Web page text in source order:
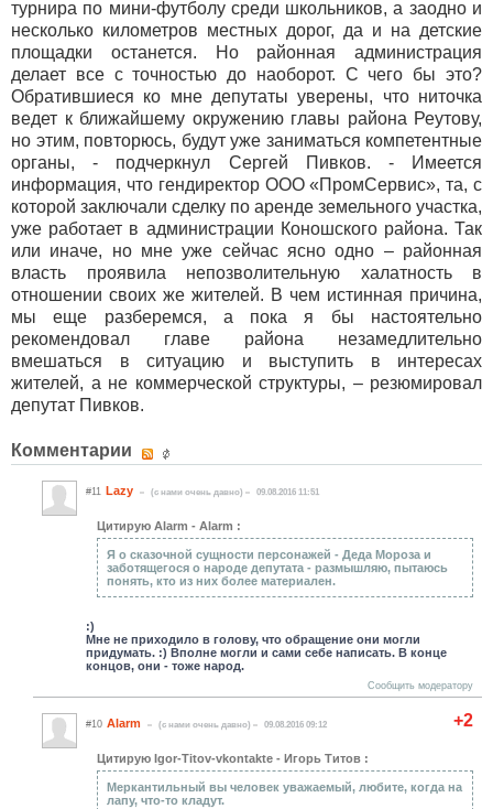
турнира по мини-футболу среди школьников, а заодно и
несколько километров местных дорог, да и на детские
площадки останется. Но районная администрация
делает все с точностью до наоборот. С чего бы это?
Обратившиеся ко мне депутаты уверены, что ниточка
ведет к ближайшему окружению главы района Реутову,
но этим, повторюсь, будут уже заниматься компетентные
органы, - подчеркнул Сергей Пивков. - Имеется
информация, что гендиректор ООО «ПромСервис», та, с
которой заключали сделку по аренде земельного участка,
уже работает в администрации Коношского района. Так
или иначе, но мне уже сейчас ясно одно – районная
власть проявила непозволительную халатность в
отношении своих же жителей. В чем истинная причина,
мы еще разберемся, а пока я бы настоятельно
рекомендовал главе района незамедлительно
вмешаться в ситуацию и выступить в интересах
жителей, а не коммерческой структуры, – резюмировал
депутат Пивков.
Комментарии
#11 Lazy (c нами очень давно) 09.08.2016 11:51
Цитирую Alarm - Alarm :
Я о сказочной сущности персонажей - Деда Мороза и
заботящегося о народе депутата - размышляю, пытаюсь
понять, кто из них более материален.
:)
Мне не приходило в голову, что обращение они могли
придумать. :) Вполне могли и сами себе написать. В конце
концов, они - тоже народ.
Сообщить модератору
+2
#10 Alarm (c нами очень давно) 09.08.2016 09:12
Цитирую Igor-Titov-vkontakte - Игорь Титов :
Меркантильный вы человек уважаемый, любите, когда на
лапу, что-то кладут.